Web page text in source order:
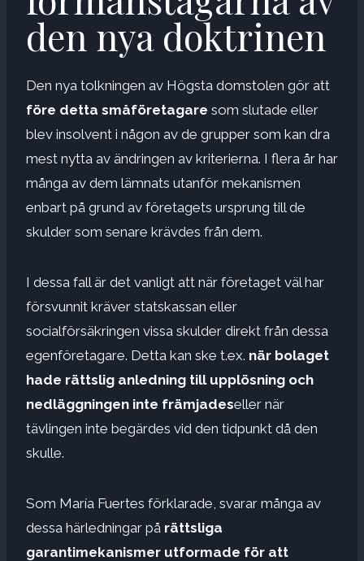
den nya doktrinen
Den nya tolkningen av Högsta domstolen gör att
före detta småföretagare som slutade eller
blev insolvent i någon av de grupper som kan dra
mest nytta av ändringen av kriterierna. I flera år har
många av dem lämnats utanför mekanismen
enbart på grund av företagets ursprung till de
skulder som senare krävdes från dem.
I dessa fall är det vanligt att när företaget väl har
försvunnit kräver statskassan eller
socialförsäkringen vissa skulder direkt från dessa
egenföretagare. Detta kan ske t.ex. när bolaget
hade rättslig anledning till upplösning och
nedläggningen inte främjadeseller när
tävlingen inte begärdes vid den tidpunkt då den
skulle.
Som María Fuertes förklarade, svarar många av
dessa härledningar på rättsliga
garantimekanismer utformade för att